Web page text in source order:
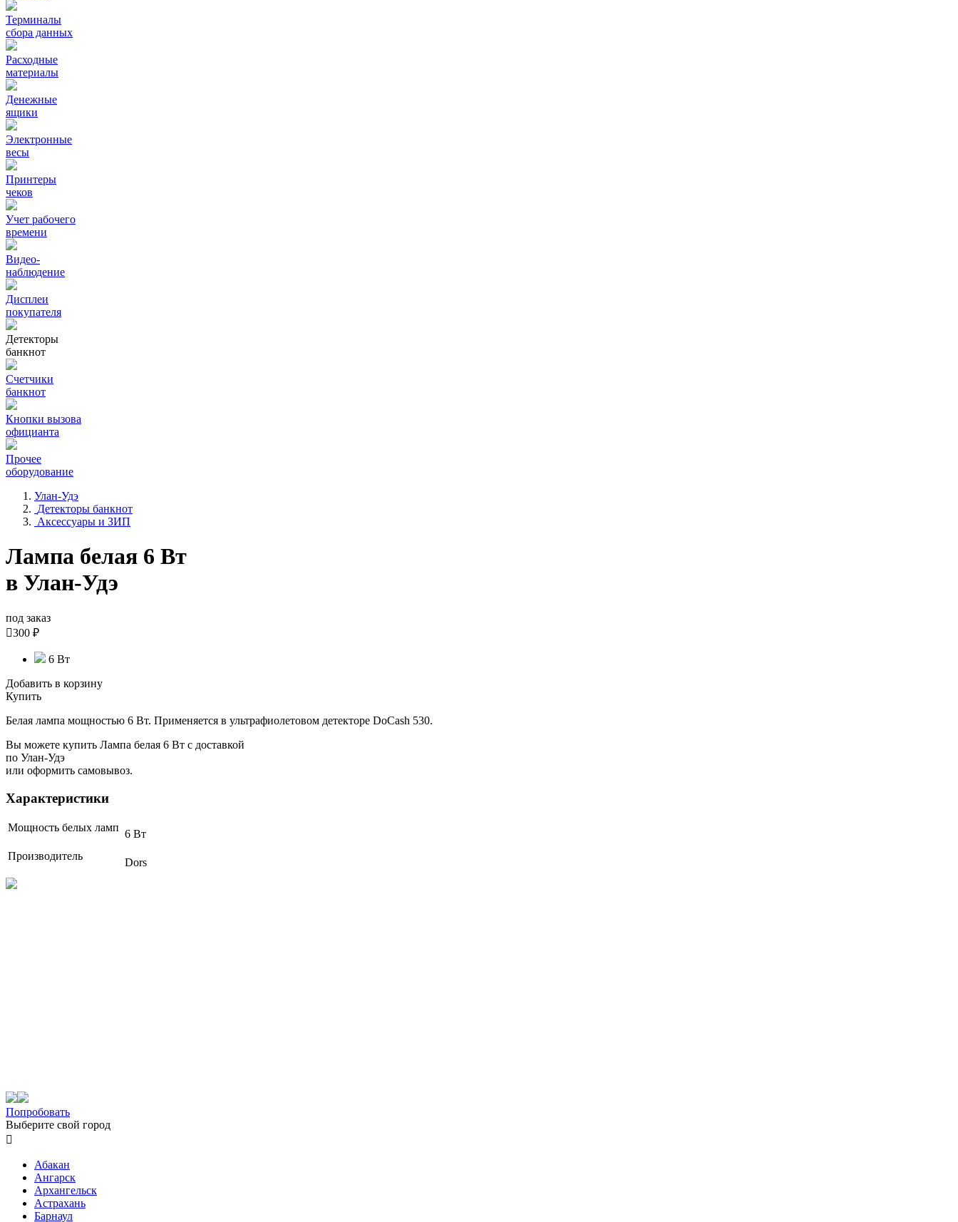
Терминалы
сбора данных
Расходные
материалы
Денежные
ящики
Электронные
весы
Принтеры
чеков
Учет рабочего
времени
Видео‑
наблюдение
Дисплеи
покупателя
Детекторы
банкнот
Счетчики
банкнот
Кнопки вызова
официанта
Прочее
оборудование
Улан-Удэ
Детекторы банкнот
Аксессуары и ЗИП
Лампа белая 6 Вт
в Улан-Удэ
под заказ
300 ₽
6 Вт
Добавить в корзину
Купить
Белая лампа мощностью 6 Вт. Применяется в ультрафиолетовом детекторе DoCash 530.
Вы можете купить Лампа белая 6 Вт с доставкой
по Улан-Удэ
или оформить самовывоз.
Характеристики
Мощность белых ламп
6 Вт
Производитель
Dors
Попробовать
Выберите свой город

Абакан
Ангарск
Архангельск
Астрахань
Барнаул